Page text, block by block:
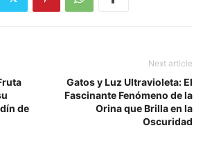
de
Next article
Gatos y Luz Ultravioleta: El
Fascinante Fenómeno de la
Orina que Brilla en la
Oscuridad